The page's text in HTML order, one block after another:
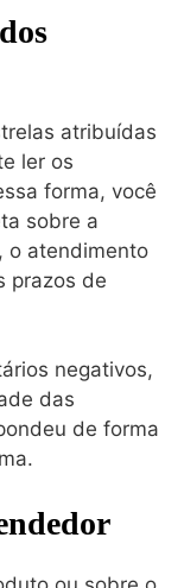
atribuídas
ler os
forma, você
sobre a
o atendimento
prazos de
negativos,
das
de forma